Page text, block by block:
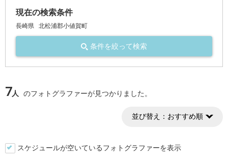
現在の検索条件
長崎県 北松浦郡小値賀町
条件を絞って検索
7人 のフォトグラファーが見つかりました。
並び替え： おすすめ順
スケジュールが空いているフォトグラファーを表示